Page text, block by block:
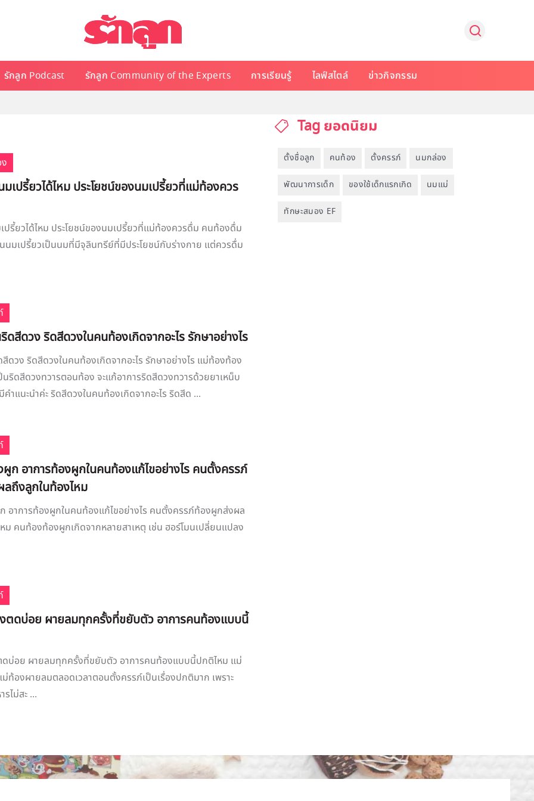
รักลูก Podcast รักลูก Community of the Experts การเรียนรู้ ไลฟ์สไตล์ ข่าวกิจกรรม
เปรี้ยวได้ไหม ประโยชน์ของนมเปรี้ยวที่แม่ท้องควร
รี้ยวได้ไหม ประโยชน์ของนมเปรี้ยวที่แม่ท้องควรดื่ม คนท้องดื่ม
นนมเปรี้ยวเป็นนมที่มีจุลินทรีย์ที่มีประโยชน์กับร่างกาย แต่ควรดื่ม
ดสีดวง ริดสีดวงในคนท้องเกิดจากอะไร รักษาอย่างไร
ดวง ริดสีดวงในคนท้องเกิดจากอะไร รักษาอย่างไร แม่ท้องท้อง
ริดสีดวงทวารตอนท้อง จะแก้อาการริดสีดวงทวารด้วยยาเหน็บ
คำแนะนำค่ะ ริดสีดวงในคนท้องเกิดจากอะไร ริดสีด ...
ก อาการท้องผูกในคนท้องแก้ไขอย่างไร คนตั้งครรภ์
ถึงลูกในท้องไหม
อาการท้องผูกในคนท้องแก้ไขอย่างไร คนตั้งครรภ์ท้องผูกส่งผล
ม คนท้องท้องผูกเกิดจากหลายสาเหตุ เช่น ฮอร์โมนเปลี่ยนแปลง
ตดบ่อย ผายลมทุกครั้งที่ขยับตัว อาการคนท้องแบบนี้
บ่อย ผายลมทุกครั้งที่ขยับตัว อาการคนท้องแบบนี้ปกติไหม แม่
ท้องผายลมตลอดเวลาตอนตั้งครรภ์เป็นเรื่องปกติมาก เพราะ
ไม่สะ ...
Tag ยอดนิยม
ตั้งชื่อลูก คนท้อง ตั้งครรภ์ นมกล่อง
พัฒนาการเด็ก ของใช้เด็กแรกเกิด นมแม่
ทักษะสมอง EF